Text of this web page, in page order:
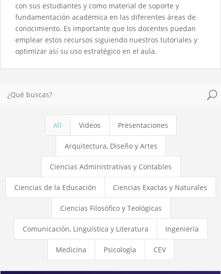
con sus estudiantes y como material de soporte y
fundamentación académica en las diferentes áreas de
conocimiento. Es importante que los docentes puedan
emplear estos recursos siguiendo nuestros tutoriales y
optimizar así su uso estratégico en el aula.
U
All Videos Presentaciones
Arquitectura, Diseño y Artes
Ciencias Administrativas y Contables
Ciencias de la Educación Ciencias Exactas y Naturales
Ciencias Filosófico y Teológicas
Comunicación, Lingüística y Literatura Ingeniería
Medicina Psicología CEV